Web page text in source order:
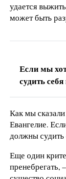
удается
может быть
Если мы
судить
Как мы
Евангелие.
должны
Еще один
пренебрегать,